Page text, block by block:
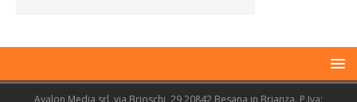
Avalon Media srl, via Brioschi, 29 20842 Besana in Brianza. P.Iva: